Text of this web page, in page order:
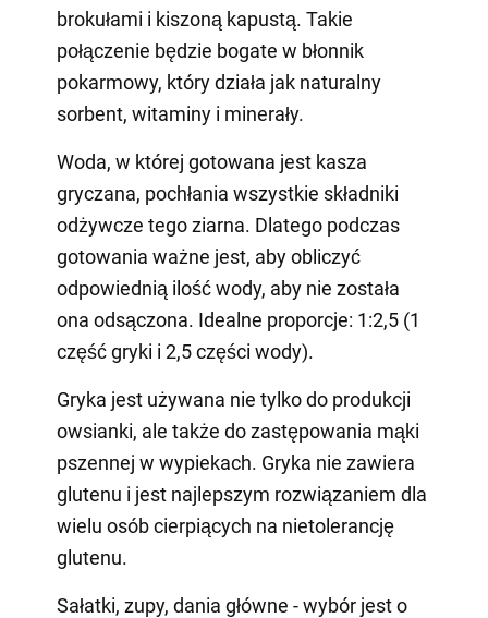
brokułami i kiszoną kapustą. Takie
połączenie będzie bogate w błonnik
pokarmowy, który działa jak naturalny
sorbent, witaminy i minerały.
Woda, w której gotowana jest kasza
gryczana, pochłania wszystkie składniki
odżywcze tego ziarna. Dlatego podczas
gotowania ważne jest, aby obliczyć
odpowiednią ilość wody, aby nie została
ona odsączona. Idealne proporcje: 1:2,5 (1
część gryki i 2,5 części wody).
Gryka jest używana nie tylko do produkcji
owsianki, ale także do zastępowania mąki
pszennej w wypiekach. Gryka nie zawiera
glutenu i jest najlepszym rozwiązaniem dla
wielu osób cierpiących na nietolerancję
glutenu.
Sałatki, zupy, dania główne - wybór jest o